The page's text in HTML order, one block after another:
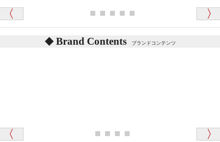
体をねかせたりおこしたりすると「グーグー」と鳴く
記載しておりますので、ぜひ探してみてください。
ディベアがいます。
「スクエーカー内蔵」と記載しておりますので、ぜひ
「商品説明が細やかで丁寧であったことです」
Brand Contents ブランドコンテンツ